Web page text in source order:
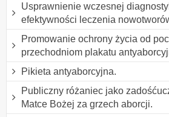
Usprawnienie wczesnej
efektywności leczenia
Promowanie ochrony życia od
przechodniom plakatu
Pikieta antyaborcyjna.
Publiczny różaniec jako
Matce Bożej za grzech aborcji.